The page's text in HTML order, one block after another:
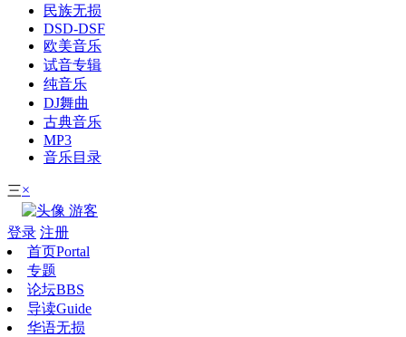
民族无损
DSD-DSF
欧美音乐
试音专辑
纯音乐
DJ舞曲
古典音乐
MP3
音乐目录
三×
游客
登录 注册
首页Portal
专题
论坛BBS
导读Guide
华语无损